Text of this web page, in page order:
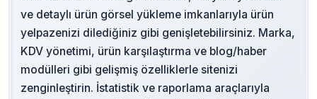
ve detaylı ürün görsel yükleme imkanlarıyla ürün
yelpazenizi dilediğiniz gibi genişletebilirsiniz. Marka,
KDV yönetimi, ürün karşılaştırma ve blog/haber
modülleri gibi gelişmiş özelliklerle sitenizi
zenginleştirin. İstatistik ve raporlama araçlarıyla